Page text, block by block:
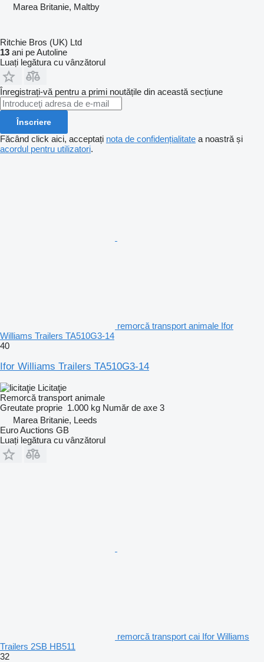
Marea Britanie, Maltby
Ritchie Bros (UK) Ltd
13 ani pe Autoline
Luați legătura cu vânzătorul
Înregistrați-vă pentru a primi noutățile din această secțiune
Înscriere
Făcând click aici, acceptați nota de confidențialitate a noastră și
acordul pentru utilizatori.
remorcă transport animale Ifor
Williams Trailers TA510G3-14
40
Ifor Williams Trailers TA510G3-14
Licitaţie
Remorcă transport animale
Greutate proprie 1.000 kg Număr de axe 3
Marea Britanie, Leeds
Euro Auctions GB
Luați legătura cu vânzătorul
remorcă transport cai Ifor Williams
Trailers 2SB HB511
32